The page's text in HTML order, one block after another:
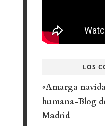
LOS
«Amarga
humana-Blog
Madrid